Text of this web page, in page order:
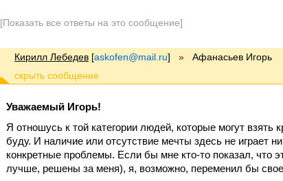
[Показать все ответы на это сообщение]
Кирилл Лебедев [askofen@mail.ru] » Афанасьев Игорь
Уважаемый Игорь!
Я отношусь к той категории людей, которые могут взять
буду. И наличие или отсутствие мечты здесь не играет
конкретные проблемы. Если бы мне кто-то показал, что
лучше, решены за меня), я, возможно, переменил бы